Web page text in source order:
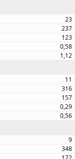
23
237
123
0,58
1,12
11
316
157
0,29
0,56
9
348